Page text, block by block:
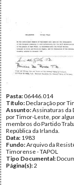
Pasta:06446.014
Título:Declaração por
Assunto:Assinaturas da
por Timor-Leste, por
membros do Partido
República da Irlanda.
Data: 1983
Fundo:Arquivo da
Timorense - TAPOL
Tipo Documental:
Página(s):2